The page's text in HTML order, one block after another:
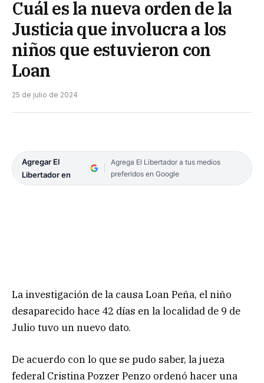
Cuál es la nueva orden de la
Justicia que involucra a los
niños que estuvieron con
Loan
25 de julio de 2024
Agregar El
Libertador en
Agrega El Libertador a tus medios
preferidos en Google
La investigación de la causa Loan Peña, el niño
desaparecido hace 42 días en la localidad de 9 de
Julio tuvo un nuevo dato.
De acuerdo con lo que se pudo saber, la jueza
federal Cristina Pozzer Penzo ordenó hacer una